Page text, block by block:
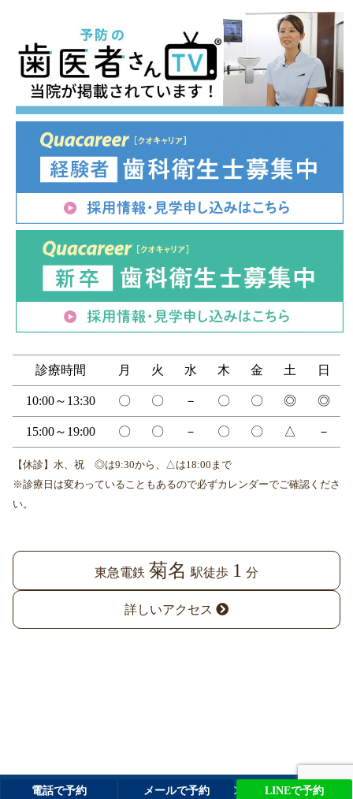
診療時間 月 火 水 木 金 土 日
10:00～13:30 〇 〇 － 〇 〇 ◎ ◎
15:00～19:00 〇 〇 － 〇 〇 △ －
【休診】水、祝 ◎は9:30から、△は18:00まで
※診療日は変わっていることもあるので必ずカレンダーでご確認くださ
い。
東急電鉄 菊名 駅徒歩 1 分
詳しいアクセス
© ココセトデンタルクリニック 港北区菊名の歯科・歯医者なら、駅
電話で予約 メールで予約 LINEで予約